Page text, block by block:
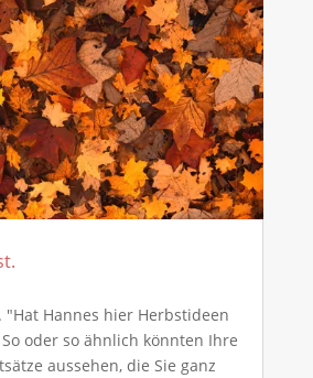
"Hat Hannes hier Herbstideen
oder so ähnlich könnten Ihre
aussehen, die Sie ganz